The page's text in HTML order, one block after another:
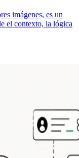
imágenes, es un
el contexto, la lógica